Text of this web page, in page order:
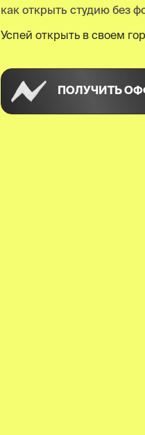
как открыть студию без
Успей открыть в своем
ПОЛУЧИТЬ